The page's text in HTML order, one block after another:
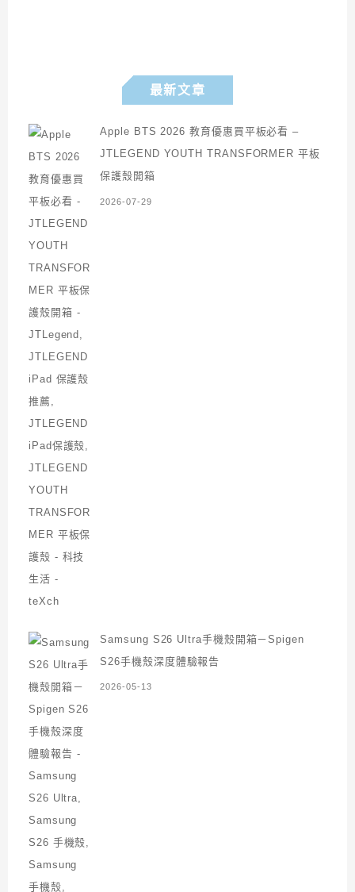
最新文章
Apple BTS 2026 教育優惠買平板必看 –
JTLEGEND YOUTH TRANSFORMER 平板
保護殼開箱
2026-07-29
Samsung S26 Ultra手機殼開箱－Spigen
S26手機殼深度體驗報告
2026-05-13